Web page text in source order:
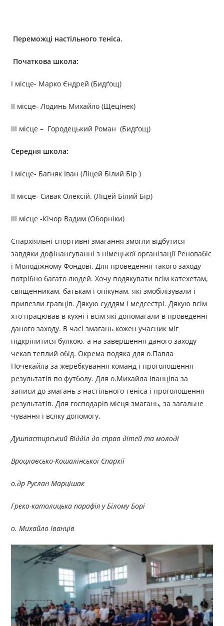
Переможці настільного теніса.
Початкова школа:
I місце- Марко Єндрей (Бидґощ)
II місце- Лодинь Михайло (Щецінек)
III місце – Городецький Роман (Бидґощ)
Середня школа:
I місце- Багняк Іван (Ліцей Білий Бір )
II місце- Сивак Олексій. (Ліцей Білий Бір)
III місце -Кічор Вадим (Оборніки)
Єпархіяльні спортивні змагання змогли відбутися
завдяки дофінансуванні з німецької організації Реновабіс
і Молодіжному Фондові. Для проведення такого заходу
потрібно багато людей. Хочу подякувати всім катехетам,
священникам, батькам і опікунам, які змобілізували і
привезли гравців. Дякую суддям і медсестрі. Дякую всім
хто працював в кухні і всім які допомагали в проведенні
даного заходу. В часі змагань кожен учасник міг
підкріпитися булкою, а на завершення даного заходу
чекав теплий обід. Окрема подяка для о.Павла
Почекайла за жеребкування команд і проголошення
результатів по футболу. Для о.Михайла Іванціва за
записи до змагань з настільного теніса і проголошення
результатів. Для господарів місця змагань, за загальне
чування і всяку допомогу.
Душпастирський Відділ до справ дітей та молоді
Вроцлавсько-Кошалінської Єпархії
о.др Руслан Марцішак
Греко-католицька парафія у Білому Борі
о.Михайло Іванців